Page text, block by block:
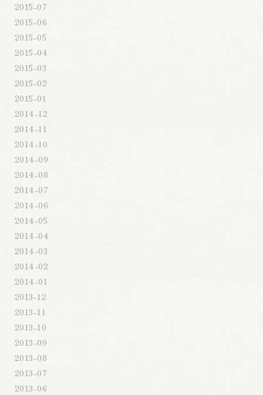
2015-07
2015-06
2015-05
2015-04
2015-03
2015-02
2015-01
2014-12
2014-11
2014-10
2014-09
2014-08
2014-07
2014-06
2014-05
2014-04
2014-03
2014-02
2014-01
2013-12
2013-11
2013-10
2013-09
2013-08
2013-07
2013-06